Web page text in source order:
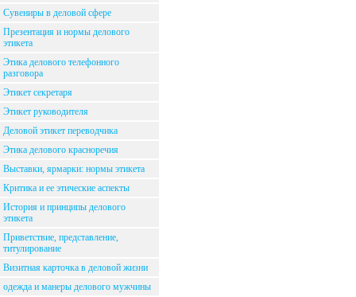
Сувениры в деловой сфере
Презентация и нормы делового
этикета
Этика делового телефонного
разговора
Этикет секретаря
Этикет руководителя
Деловой этикет переводчика
Этика делового красноречия
Выставки, ярмарки: нормы этикета
Критика и ее этические аспекты
История и принципы делового
этикета
Приветствие, представление,
титулирование
Визитная карточка в деловой жизни
одежда и манеры делового мужчины